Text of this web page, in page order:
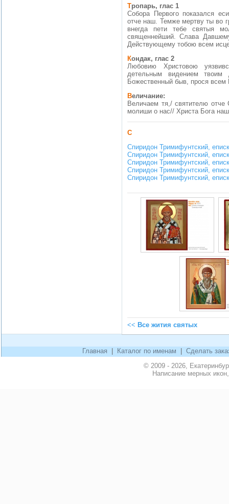
Тропарь, глас 1
Собора Первого показался
отче наш. Темже мертву ты во
внегда пети тебе святыя
священнейший. Слава
Действующему тобою всем
Кондак, глас 2
Любовию Христовою
детельным видением твоим
Божественный быв, прося всем
Величание:
Величаем тя,/ святителю
молиши о нас// Христа Бога
С
Спиридон Тримифунтский,
Спиридон Тримифунтский,
Спиридон Тримифунтский,
Спиридон Тримифунтский,
Спиридон Тримифунтский,
<< Все жития святых
Главная Каталог по именам
Сделать
© 2009 - 2026,
Написание мерных